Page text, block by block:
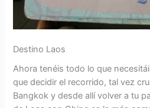
Destino Laos
Ahora tenéis todo lo que
que decidir el recorrido, tal vez
Bangkok y desde allí volver a tu